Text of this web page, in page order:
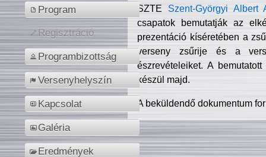
Program
Regisztráció
Programbizottság
Versenyhelyszín
Kapcsolat
Galéria
Eredmények
SZTE Szent-Györgyi Albert
csapatok bemutatják az
prezentáció kíséretében a
verseny zsűrije és a
észrevételeiket. A
készül majd.
A beküldendő dokumentum